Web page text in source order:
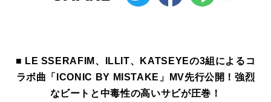
■ LE SSERAFIM、ILLIT、KATSEYEの3組によるコ
ラボ曲「ICONIC BY MISTAKE」MV先行公開！強烈
なビートと中毒性の高いサビが圧巻！